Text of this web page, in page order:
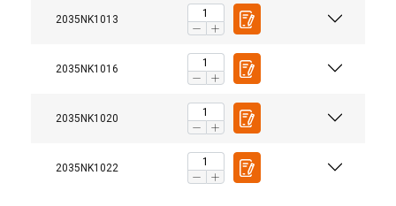
2035NK1013
2035NK1016
2035NK1020
2035NK1022
Zakończenie:
Współczynnik bezpieczeństwa: